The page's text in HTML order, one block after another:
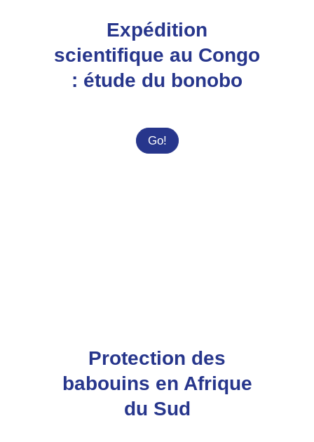
Expédition
scientifique au Congo
: étude du bonobo
Go!Expédition
scientifique
Protection des
babouins en Afrique
du Sud